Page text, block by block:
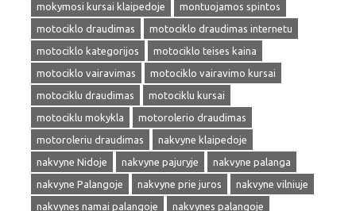
mokymosi kursai klaipedoje
montuojamos spintos
motociklo draudimas
motociklo draudimas internetu
motociklo kategorijos
motociklo teises kaina
motociklo vairavimas
motociklo vairavimo kursai
motociklu draudimas
motociklu kursai
motociklu mokykla
motorolerio draudimas
motoroleriu draudimas
nakvyne klaipedoje
nakvyne Nidoje
nakvyne pajuryje
nakvyne palanga
nakvyne Palangoje
nakvyne prie juros
nakvyne vilniuje
nakvynes namai palangoje
nakvynes palangoje